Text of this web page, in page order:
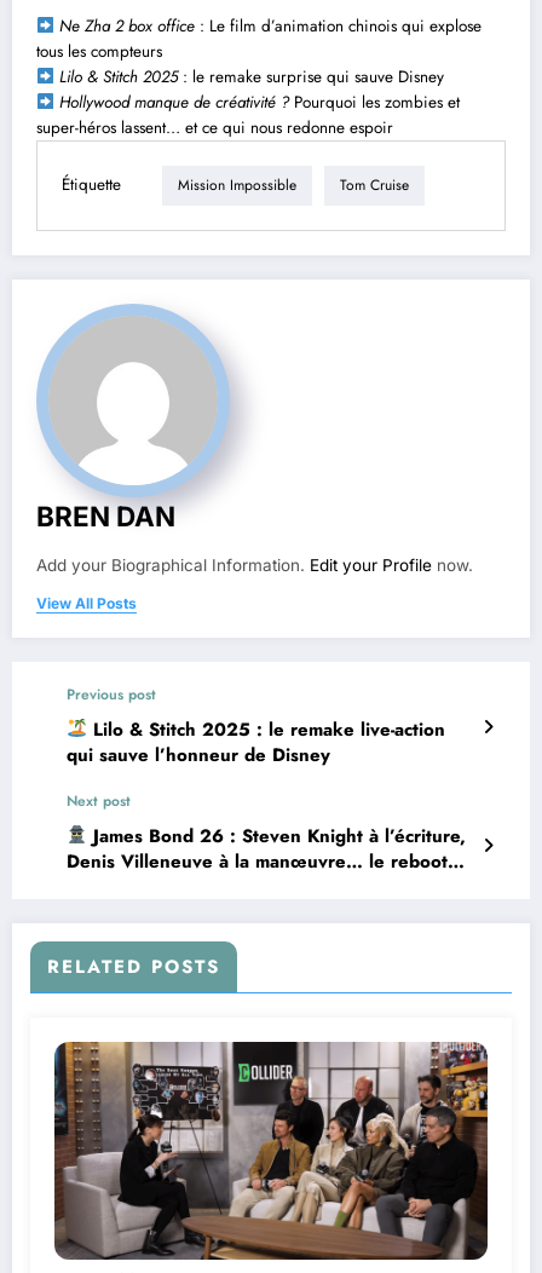
Ne Zha 2 box office : Le film d’animation chinois qui explose
tous les compteurs
Lilo & Stitch 2025: le remake surprise qui sauve Disney
Hollywood manque de créativité ?Pourquoi les zombies et
super-héros lassent… et ce qui nous redonne espoir
Étiquette Mission Impossible Tom Cruise
BREN DAN
Add your Biographical Information. Edit your Profile now.
View All Posts
Previous post
Lilo & Stitch 2025 : le remake live-action
qui sauve l’honneur de Disney
Next post
James Bond 26 : Steven Knight à l’écriture,
Denis Villeneuve à la manœuvre… le reboot
RELATED POSTS